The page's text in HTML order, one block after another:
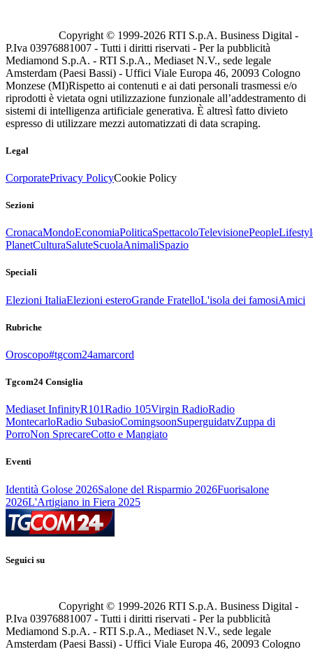
Copyright © 1999-2026 RTI S.p.A. Business Digital -
P.Iva 03976881007 - Tutti i diritti riservati - Per la pubblicità
Mediamond S.p.A. - RTI S.p.A., Mediaset N.V., sede legale
Amsterdam (Paesi Bassi) - Uffici Viale Europa 46, 20093 Cologno
Monzese (MI)Rispetto ai contenuti e ai dati personali trasmessi e/o
riprodotti è vietata ogni utilizzazione funzionale all’addestramento di
sistemi di intelligenza artificiale generativa. È altresì fatto divieto
espresso di utilizzare mezzi automatizzati di data scraping.
Legal
CorporatePrivacy PolicyCookie Policy
Sezioni
CronacaMondoEconomiaPoliticaSpettacoloTelevisionePeople
PlanetCulturaSaluteScuolaAnimaliSpazio
Speciali
Elezioni ItaliaElezioni esteroGrande FratelloL'isola dei famosiAmici
Rubriche
Oroscopo#tgcom24amarcord
Tgcom24 Consiglia
Mediaset InfinityR101Radio 105Virgin RadioRadio
MontecarloRadio SubasioComingsoonSuperguidatvZuppa di
PorroNon SprecareCotto e Mangiato
Eventi
Identità Golose 2026Salone del Risparmio 2026Fuorisalone
2026L'Artigiano in Fiera 2025
Seguici su
Copyright © 1999-2026 RTI S.p.A. Business Digital -
P.Iva 03976881007 - Tutti i diritti riservati - Per la pubblicità
Mediamond S.p.A. - RTI S.p.A., Mediaset N.V., sede legale
Amsterdam (Paesi Bassi) - Uffici Viale Europa 46, 20093 Cologno